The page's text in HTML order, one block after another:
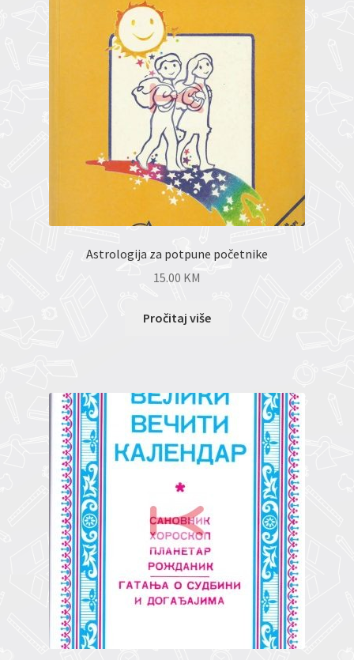
Astrologija za potpune početnike
15.00 KM
Pročitaj više